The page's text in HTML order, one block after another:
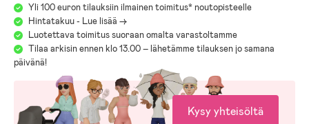
Yli 100 euron tilauksiin ilmainen toimitus* noutopisteelle
Hintatakuu - Lue lisää ->
Luotettava toimitus suoraan omalta varastoltamme
Tilaa arkisin ennen klo 13.00 – lähetämme tilauksen jo samana
päivänä!
Kysy yhteisöltä